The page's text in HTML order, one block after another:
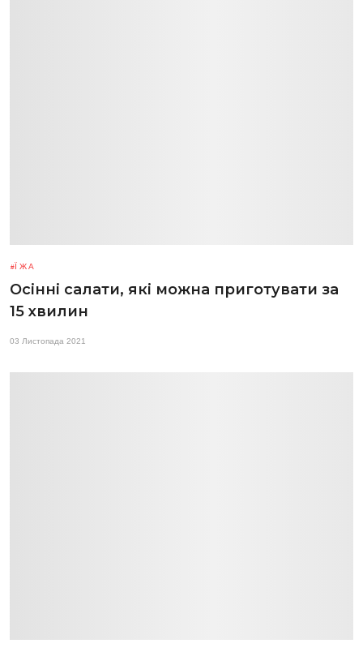
ЇЖА
Осінні салати, які можна приготувати за
15 хвилин
03 Листопада 2021